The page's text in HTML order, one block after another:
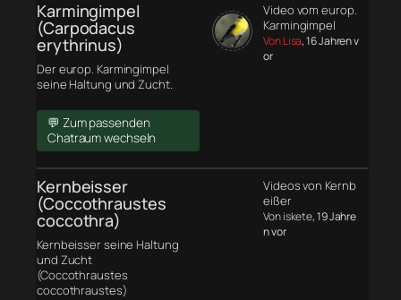
Karmingimpel
(Carpodacus
erythrinus)
Der europ. Karmingimpel
seine Haltung und Zucht.
💬 Zum passenden
Chatraum wechseln
Video vom europ.
Karmingimpel
Von Lisa, 16 Jahren v
or
Kernbeisser
(Coccothraustes
coccothra)
Kernbeisser seine Haltung
und Zucht
(Coccothraustes
coccothraustes)
Videos von Kernb
eißer
Von iskete, 19 Jahre
n vor